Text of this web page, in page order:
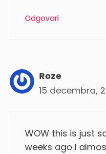
Odgovori
Roze
15 decembra,
WOW this is just
weeks ago I